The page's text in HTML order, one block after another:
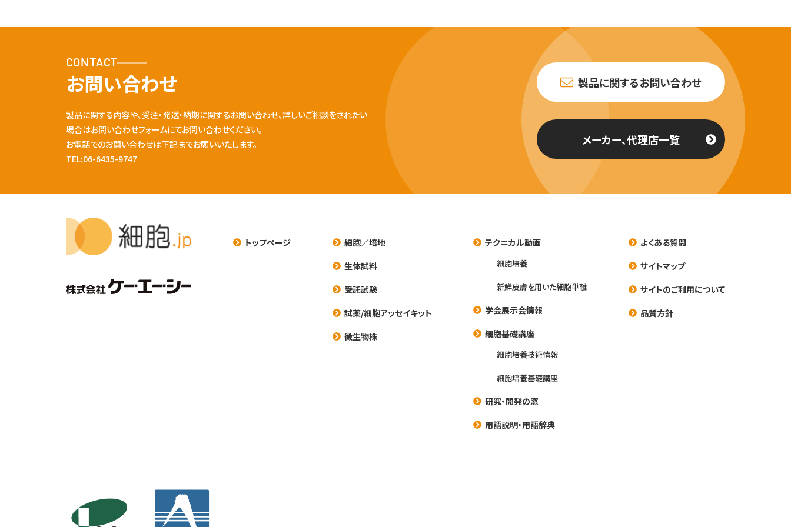
CONTACT
お問い合わせ
製品に関する内容や、受注・発送・納期に関するお問い合わせ、詳しいご相談をされたい
場合はお問い合わせフォームにてお問い合わせください。
お電話でのお問い合わせは下記までお願いいたします。
TEL:06-6435-9747
製品に関するお問い合わせ
メーカー、代理店一覧
トップページ
細胞／培地
生体試料
受託試験
試薬/細胞アッセイキット
微生物株
テクニカル動画
細胞培養
新鮮皮膚を用いた細胞単離
学会展示会情報
細胞基礎講座
細胞培養技術情報
細胞培養基礎講座
研究・開発の窓
用語説明・用語辞典
よくある質問
サイトマップ
サイトのご利用について
品質方針